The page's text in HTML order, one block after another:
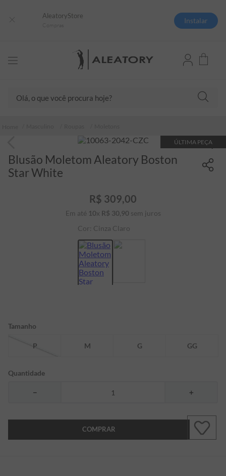
AleatoryStore
Instalar
ÚLTIMA PEÇA
Blusão Moletom Aleatory Boston
Star White
R$ 309,00
Em até 10x R$ 30,90 sem juros
Cor: Cinza Claro
Tamanho
P M G GG
Quantidade
＋
－
COMPRAR
camisas polo
camiseta listrada
boné
5º
pima